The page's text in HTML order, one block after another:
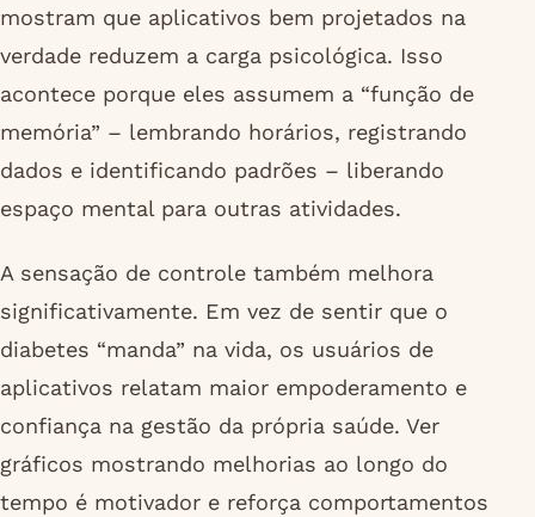
mostram que aplicativos bem projetados na
verdade reduzem a carga psicológica. Isso
acontece porque eles assumem a “função de
memória” – lembrando horários, registrando
dados e identificando padrões – liberando
espaço mental para outras atividades.
A sensação de controle também melhora
significativamente. Em vez de sentir que o
diabetes “manda” na vida, os usuários de
aplicativos relatam maior empoderamento e
confiança na gestão da própria saúde. Ver
gráficos mostrando melhorias ao longo do
tempo é motivador e reforça comportamentos